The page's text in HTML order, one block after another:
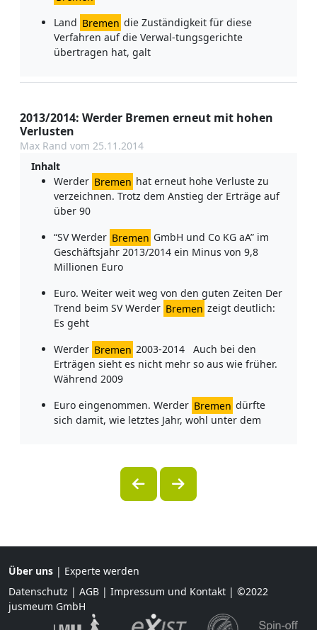
Land Bremen die Zuständigkeit für diese
Verfahren auf die Verwal-tungsgerichte
übertragen hat, galt
2013/2014: Werder Bremen erneut mit hohen
Verlusten
Max Rand vom 25.11.2014
Inhalt
Werder Bremen hat erneut hohe Verluste zu
verzeichnen. Trotz dem Anstieg der Erträge auf
über 90
“SV Werder Bremen GmbH und Co KG aA” im
Geschäftsjahr 2013/2014 ein Minus von 9,8
Millionen Euro
Euro. Weiter weit weg von den guten Zeiten Der
Trend beim SV Werder Bremen zeigt deutlich:
Es geht
Werder Bremen 2003-2014 Auch bei den
Erträgen sieht es nicht mehr so aus wie früher.
Während 2009
Euro eingenommen. Werder Bremen dürfte
sich damit, wie letztes Jahr, wohl unter dem
Über uns | Experte werden
Datenschutz | AGB | Impressum und Kontakt | ©2022
jusmeum GmbH